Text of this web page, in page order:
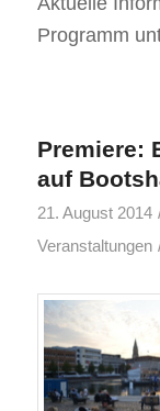
Programm
Premiere:
auf
21. August 2014
Veranstaltungen